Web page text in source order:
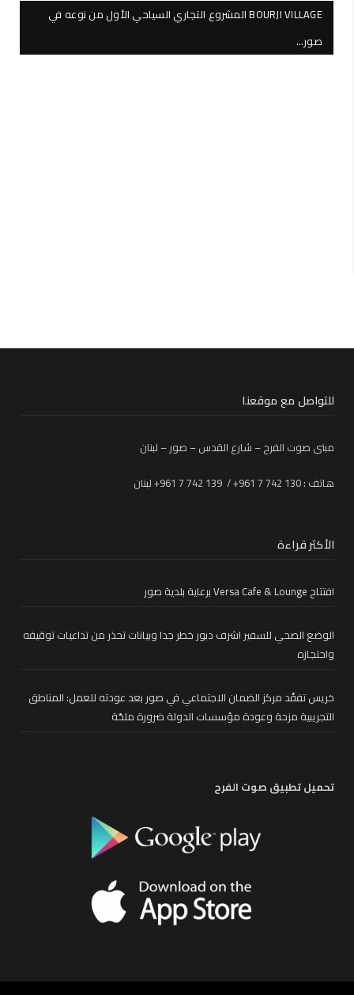
BOURJI VILLAGE المشروع التجاري السياحي الأول من نوعه في
صور…
للتواصل مع موقعنا
مبنى صوت الفرح – شارع القدس – صور – لبنان
هاتف : 130 742 7 961+ / 139 742 7 961+ لبنان
الأكثر قراءة
افتتاح Versa Cafe & Lounge برعاية بلدية صور
الوضع الصحي للسفير اشرف دبور خطر جدا وبيانات تحذر من تداعيات توقيفه
واحتجازه
خريس تفقّد مركز الضمان الاجتماعي في صور بعد عودته للعمل: المناطق
التجريبية مزحة وعودة مؤسسات الدولة ضرورة ملحّة
تحميل تطبيق صوت الفرح